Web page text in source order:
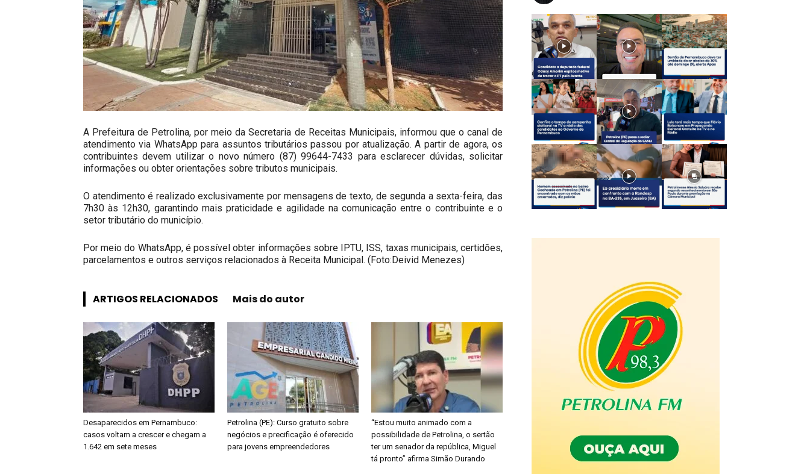
A Prefeitura de Petrolina, por meio da Secretaria de Receitas Municipais, informou que o canal de
atendimento via WhatsApp para assuntos tributários passou por atualização. A partir de agora, os
contribuintes devem utilizar o novo número (87) 99644-7433 para esclarecer dúvidas, solicitar
informações ou obter orientações sobre tributos municipais.
O atendimento é realizado exclusivamente por mensagens de texto, de segunda a sexta-feira, das
7h30 às 12h30, garantindo mais praticidade e agilidade na comunicação entre o contribuinte e o
setor tributário do município.
Por meio do WhatsApp, é possível obter informações sobre IPTU, ISS, taxas municipais, certidões,
parcelamentos e outros serviços relacionados à Receita Municipal. (Foto:Deivid Menezes)
ARTIGOS RELACIONADOS Mais do autor
Desaparecidos em Pernambuco:
casos voltam a crescer e chegam a
1.642 em sete meses
Petrolina (PE): Curso gratuito sobre
negócios e precificação é oferecido
para jovens empreendedores
“Estou muito animado com a
possibilidade de Petrolina, o sertão
ter um senador da república, Miguel
tá pronto” afirma Simão Durando